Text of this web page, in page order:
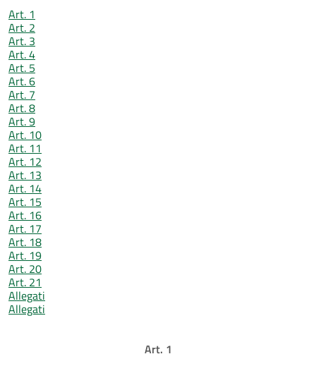
Art. 1
Art. 2
Art. 3
Art. 4
Art. 5
Art. 6
Art. 7
Art. 8
Art. 9
Art. 10
Art. 11
Art. 12
Art. 13
Art. 14
Art. 15
Art. 16
Art. 17
Art. 18
Art. 19
Art. 20
Art. 21
Allegati
Allegati
Art. 1